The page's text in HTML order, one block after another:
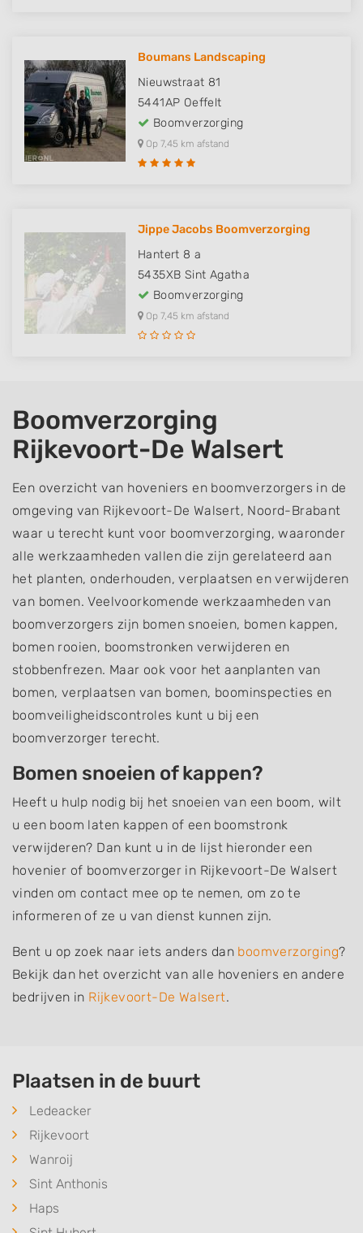
Boumans Landscaping
Nieuwstraat 81
5441AP Oeffelt
Boomverzorging
Op 7,45 km afstand
Jippe Jacobs Boomverzorging
Hantert 8 a
5435XB Sint Agatha
Boomverzorging
Op 7,45 km afstand
Boomverzorging
Rijkevoort-De Walsert
Een overzicht van hoveniers en boomverzorgers in de
omgeving van Rijkevoort-De Walsert, Noord-Brabant
waar u terecht kunt voor boomverzorging, waaronder
alle werkzaamheden vallen die zijn gerelateerd aan
het planten, onderhouden, verplaatsen en verwijderen
van bomen. Veelvoorkomende werkzaamheden van
boomverzorgers zijn bomen snoeien, bomen kappen,
bomen rooien, boomstronken verwijderen en
stobbenfrezen. Maar ook voor het aanplanten van
bomen, verplaatsen van bomen, boominspecties en
boomveiligheidscontroles kunt u bij een
boomverzorger terecht.
Bomen snoeien of kappen?
Heeft u hulp nodig bij het snoeien van een boom, wilt
u een boom laten kappen of een boomstronk
verwijderen? Dan kunt u in de lijst hieronder een
hovenier of boomverzorger in Rijkevoort-De Walsert
vinden om contact mee op te nemen, om zo te
informeren of ze u van dienst kunnen zijn.
Bent u op zoek naar iets anders dan boomverzorging?
Bekijk dan het overzicht van alle hoveniers en andere
bedrijven in Rijkevoort-De Walsert.
Plaatsen in de buurt
Ledeacker
Rijkevoort
Wanroij
Sint Anthonis
Haps